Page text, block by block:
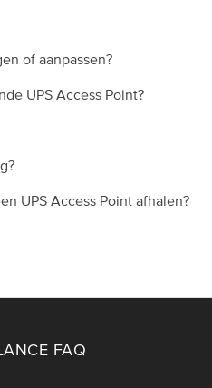
of aanpassen?
UPS Access Point?
UPS Access Point afhalen?
FAQ